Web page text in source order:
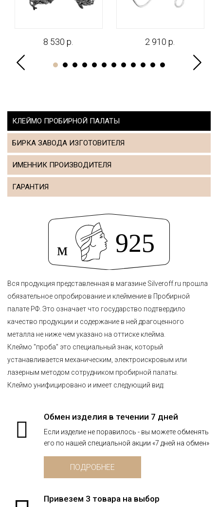
8 530 р. 2 910 р.
КЛЕЙМО ПРОБИРНОЙ ПАЛАТЫ
БИРКА ЗАВОДА ИЗГОТОВИТЕЛЯ
ИМЕННИК ПРОИЗВОДИТЕЛЯ
ГАРАНТИЯ
Вся продукция представленная в магазине Silveroff.ru прошла
обязательное опробирование и клеймение в Пробирной
палате РФ. Это означает что государство подтвердило
качество продукции и содержание в ней драгоценного
металла не ниже чем указано на оттиске клейма.
Клеймо "проба" это специальный знак, который
устанавливается механическим, электроискровым или
лазерным методом сотрудником пробирной палаты.
Клеймо унифицировано и имеет следующий вид:
Обмен изделия в течении 7 дней
Если изделие не поравилось - вы можете обменять
его по нашей специальной акции «7 дней на обмен»
ПОДРОБНЕЕ
Привезем 3 товара на выбор